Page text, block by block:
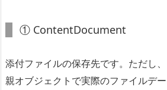
① ContentDocument
添付ファイルの保存先です。ただし
親オブジェクトで実際のファイルデ